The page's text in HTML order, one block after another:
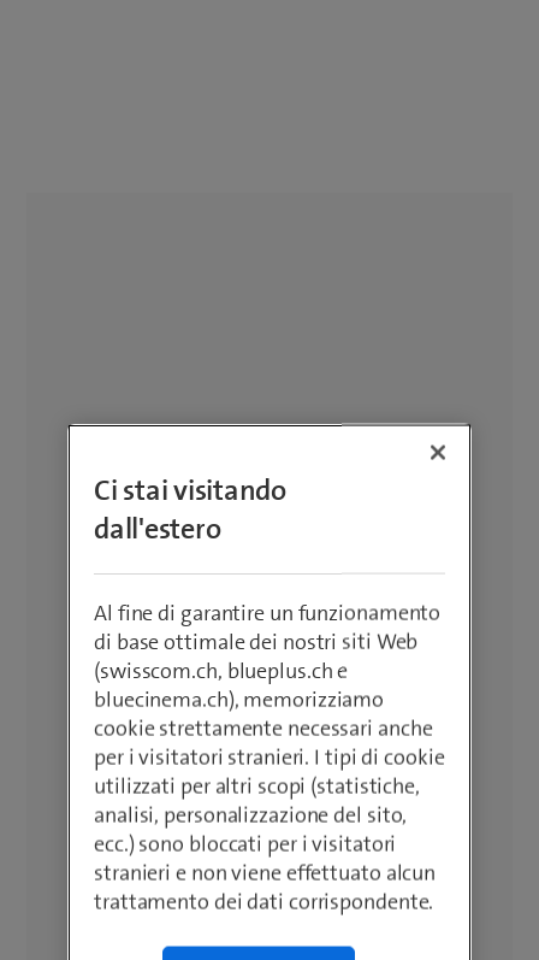
Ci stai visitando
dall'estero
Al fine di garantire un funzionamento
di base ottimale dei nostri siti Web
(swisscom.ch, blueplus.ch e
bluecinema.ch), memorizziamo
cookie strettamente necessari anche
per i visitatori stranieri. I tipi di cookie
utilizzati per altri scopi (statistiche,
analisi, personalizzazione del sito,
ecc.) sono bloccati per i visitatori
stranieri e non viene effettuato alcun
trattamento dei dati corrispondente.